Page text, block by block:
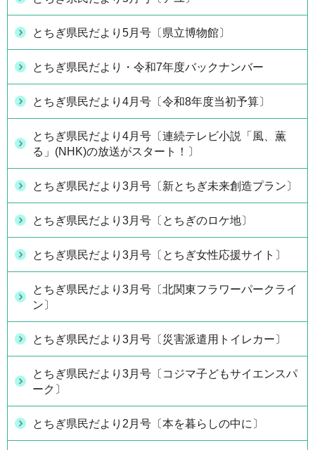
とちぎ県民だより5月号〔県立博物館〕
とちぎ県民だより・令和7年度バックナンバー
とちぎ県民だより4月号〔令和8年度当初予算〕
とちぎ県民だより4月号〔連続テレビ小説「風、薫
る」(NHK)の放送がスタート！〕
とちぎ県民だより3月号〔新とちぎ未来創造プラン〕
とちぎ県民だより3月号〔とちぎのロケ地〕
とちぎ県民だより3月号〔とちぎ女性応援サイト〕
とちぎ県民だより3月号〔北関東フラワーパークライ
ン〕
とちぎ県民だより3月号〔災害派遣用トイレカー〕
とちぎ県民だより3月号〔コジマ子どもサイエンスパ
ーク〕
とちぎ県民だより2月号〔本を暮らしの中に〕